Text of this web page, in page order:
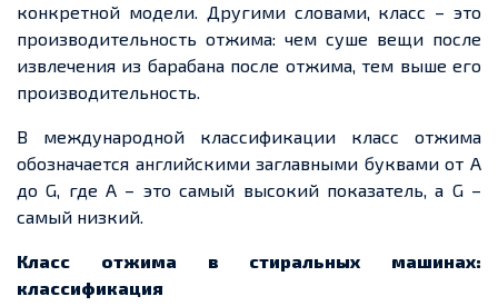
конкретной модели. Другими словами, класс – это
производительность отжима: чем суше вещи после
извлечения из барабана после отжима, тем выше его
производительность.
В международной классификации класс отжима
обозначается английскими заглавными буквами от A
до G, где A – это самый высокий показатель, а G –
самый низкий.
Класс отжима в стиральных машинах:
классификация